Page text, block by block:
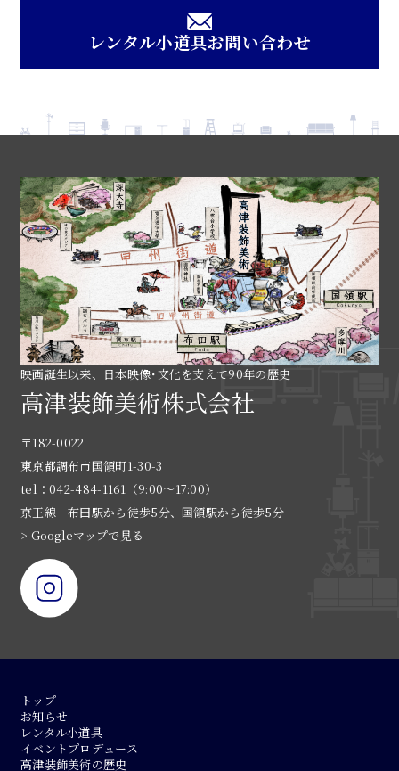
レンタル小道具お問い合わせ
映画誕生以来、日本映像･文化を支えて90年の歴史
高津装飾美術株式会社
〒182-0022
東京都調布市国領町1-30-3
tel：042-484-1161（9:00〜17:00）
京王線 布田駅から徒歩5分、国領駅から徒歩5分
> Googleマップで見る
トップ
お知らせ
レンタル小道具
イベントプロデュース
高津装飾美術の歴史